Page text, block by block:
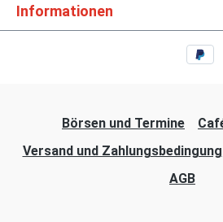
Informationen
Börsen und Termine
Versand und Zahlungsbedingung
AGB